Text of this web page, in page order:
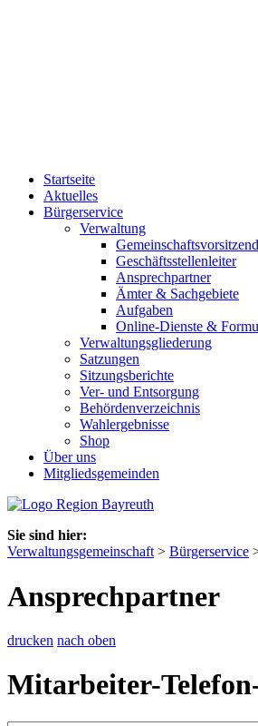
Startseite
Aktuelles
Bürgerservice
Verwaltung
Geschäftsstellenleiter
Ansprechpartner
Ämter & Sachgebiete
Aufgaben
Online-Dienste &
Verwaltungsgliederung
Satzungen
Sitzungsberichte
Ver- und Entsorgung
Behördenverzeichnis
Wahlergebnisse
Shop
Über uns
Mitgliedsgemeinden
Sie sind hier:
Verwaltungsgemeinschaft > Bürgerservice
Ansprechpartner
drucken nach oben
Mitarbeiter-